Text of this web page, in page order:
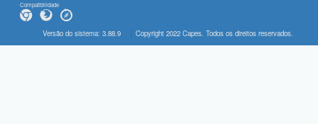
Compatibilidade
Versão do sistema: 3.88.9 Copyright 2022 Capes. Todos os direitos reservados.